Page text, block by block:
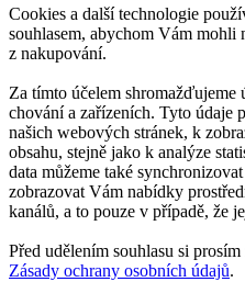
Cookies a další technologie
souhlasem, abychom Vám mohli
z nakupování.
Za tímto účelem
chování a zařízeních. Tyto údaje
našich webových stránek, k
obsahu, stejně jako k analýze
data můžeme také
zobrazovat Vám nabídky
kanálů, a to pouze v případě, že
Před udělením souhlasu si
Zásady ochrany osobních údajů.